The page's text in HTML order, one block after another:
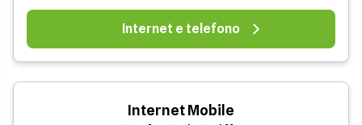
Internet e telefono
Internet Mobile